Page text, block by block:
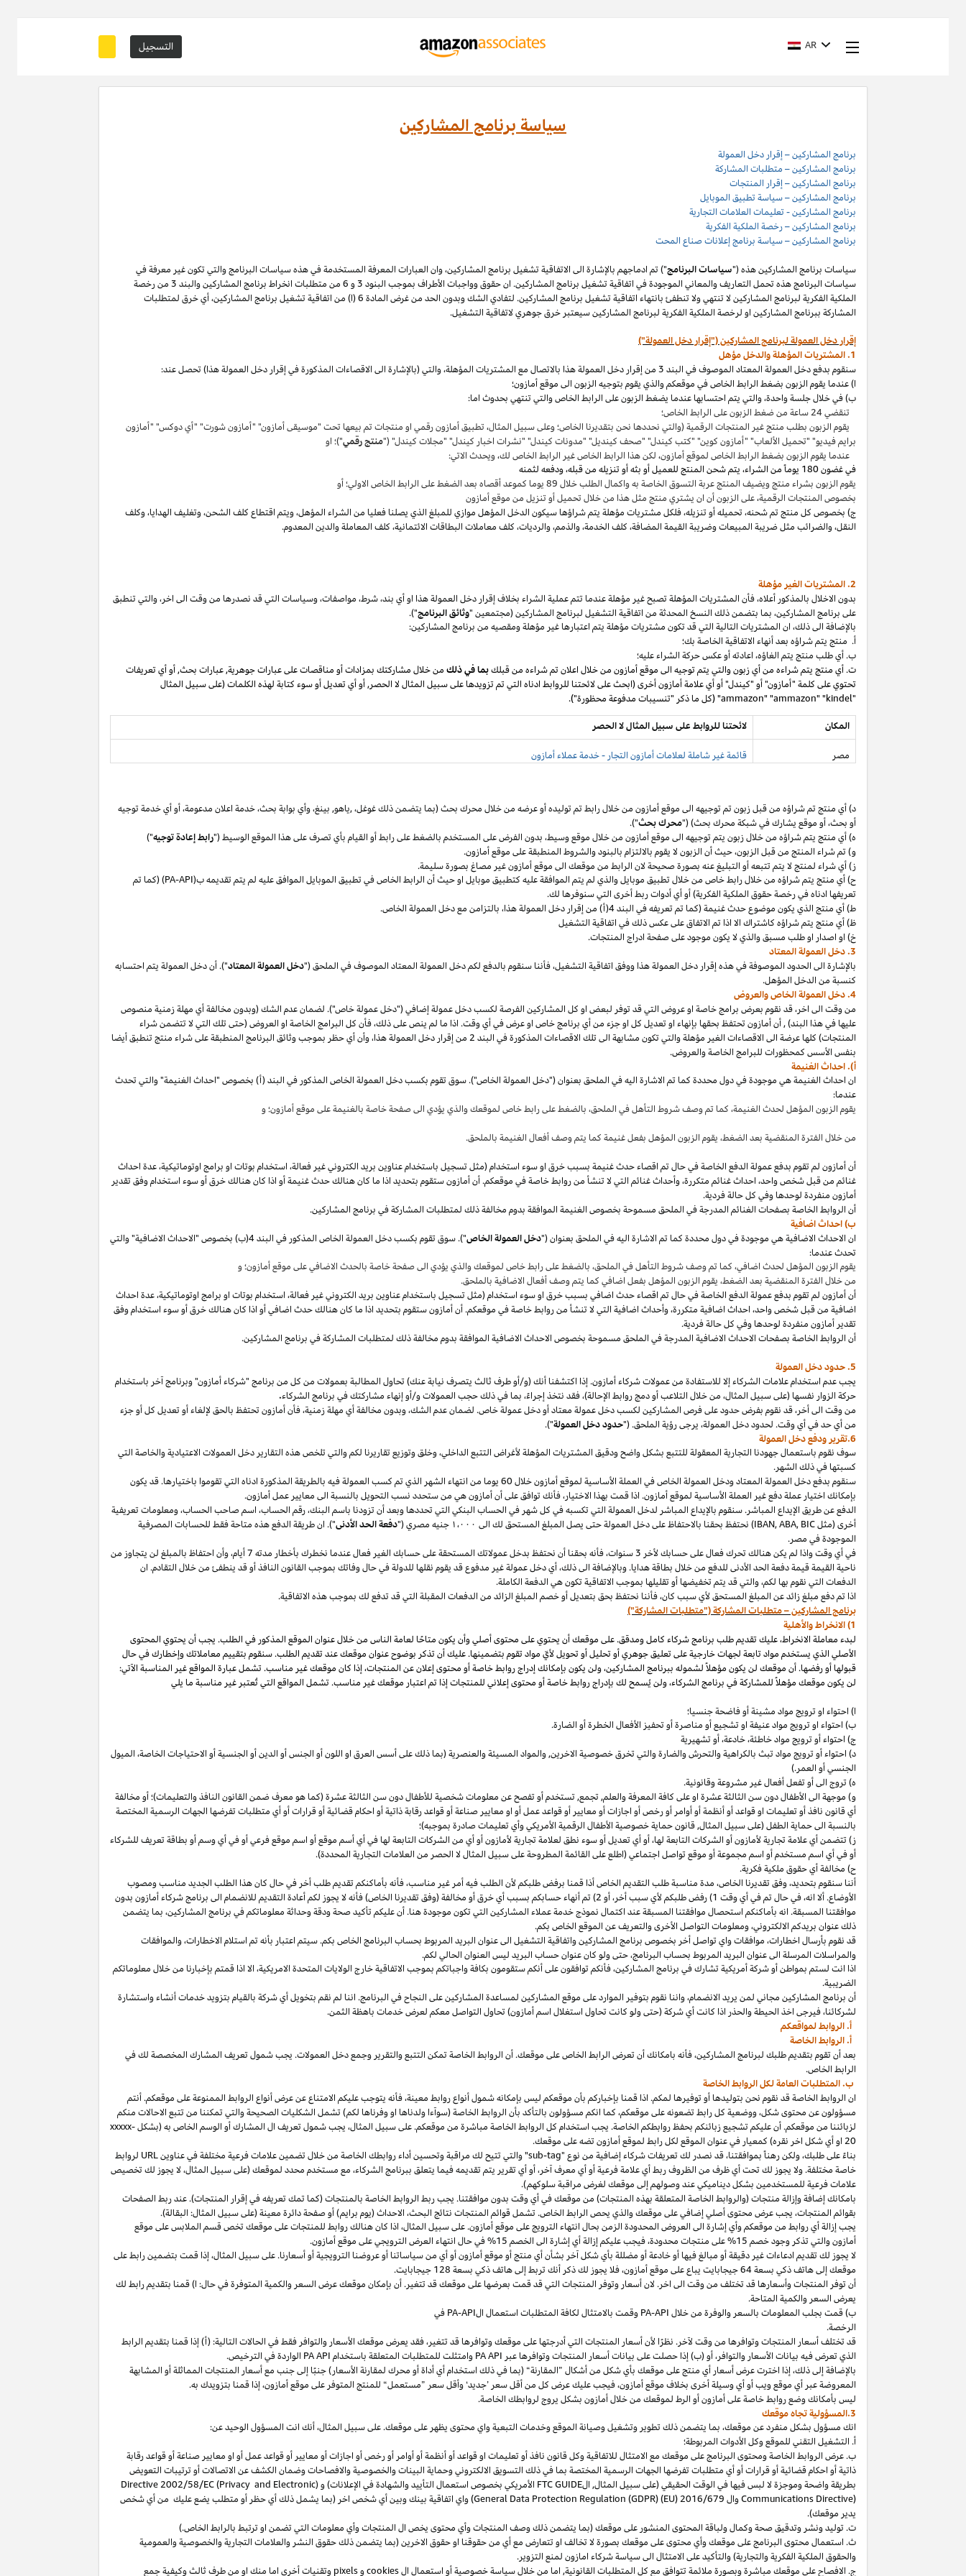
التسجيل AR
سياسة برنامج المشاركين
برنامج المشاركين – إقرار دخل العمولة
برنامج المشاركين – متطلبات المشاركة
برنامج المشاركين – إقرار المنتجات
برنامج المشاركين – سياسة تطبيق الموبايل
برنامج المشاركين - تعليمات العلامات التجارية
برنامج المشاركين – رخصة الملكية الفكرية
برنامج المشاركين – سياسة برنامج إعلانات صناع المحت
سياسات برنامج المشاركين هذه ("سياسات البرنامج") تم ادماجهم بالإشارة الى الاتفاقية تشغيل برنامج المشاركين، وان العبارات المعرفة المستخدمة في هذه سياسات البرنامج والتي تكون غير معرفة في
سياسات البرنامج هذه تحمل التعاريف والمعاني الموجودة في اتفاقية تشغيل برنامج المشاركين. ان حقوق وواجبات الأطراف بموجب البنود 3
و 6
من متطلبات انخراط برنامج المشاركين والبند 3 من رخصة
الملكية الفكرية لبرنامج المشاركين لا تنتهي ولا تنطفئ بانتهاء اتفاقية تشغيل برنامج المشاركين. لتفادي الشك وبدون الحد من غرض المادة 6 (ا) من اتفاقية تشغيل برنامج المشاركين، أي خرق لمتطلبات
المشاركة ببرنامج المشاركين او لرخصة الملكية الفكرية لبرنامج المشاركين سيعتبر خرق جوهري لاتفاقية التشغيل.
إقرار دخل العمولة لبرنامج المشاركين ("إقرار دخل العمولة")
1. المشتريات المؤهلة والدخل مؤهل
سنقوم بدفع دخل العمولة المعتاد الموصوف في البند 3 من إقرار دخل العمولة هذا بالاتصال مع المشتريات المؤهلة
،والتي (بالإشارة الى الاقصاءات المذكورة في إقرار دخل العمولة هذا) تحصل عند:
ا) عندما يقوم الزبون بضغط الرابط الخاص في موقعكم والذي يقوم بتوجيه الزبون الى موقع أمازون؛
ب) في خلال جلسة واحدة،والتي يتم احتسابها عندما يضغط الزبون على الرابط الخاص والتي تنتهي بحدوث اما:
تنقضي 24 ساعة من ضغط الزبون على الرابط الخاص؛
يقوم الزبون بطلب منتج غير المنتجات الرقمية (والتي نحددها نحن بتقديرنا الخاص؛وعلى سبيل المثال، تطبيق أمازون رقمي او منتجات تم بيعها تحت "موسيقى أمازون" "أمازون شورت" "أي دوكس" "أمازون
برايم فيديو" "تحميل الألعاب" "أمازون كوين" "كتب كيندل" "صحف كينديل" "مدونات كيندل" "نشرات اخبار كيندل" "مجلات كيندل" ("منتج رقمي")؛ او
عندما يقوم الزبون بضغط الرابط الخاص لموقع أمازون، لكن هذا الرابط الخاص غير الرابط الخاص لك،ويحدث الاتي:
في غضون180 يوماً من الشراء، يتم شحن المنتج للعميل أو بثه أو تنزيله من قبله، ودفعه لثمنه
يقوم الزبون بشراء منتج ويضيف المنتج عربة التسوق الخاصة به واكمال الطلب خلال 89 يوما كموعد أقصاه بعد الضغط على الرابط الخاص الاولي؛ أو
بخصوص المنتجات الرقمية،على الزبون أن ان يشتري منتج مثل هذا من خلال تحميل أو تنزيل من موقع أمازون
ج) بخصوص كل منتج تم شحنه، تحميله أو تنزيله،فلكل مشتريات مؤهلة يتمشراؤهاسيكون الدخل المؤهل موازي للمبلغ الذي يصلنا فعليا من الشراء المؤهل،ويتم اقتطاع كلف الشحن،وتغليف الهدايا،وكلف
النقل،والضرائب مثل ضريبة المبيعات وضريبة القيمة المضافة، كلف الخدمة،والذمم،والرديات، كلف معاملات البطاقات الائتمانية، كلف المعاملة والدين المعدوم.
2. المشتريات
الغير مؤهلة
بدون الاخلال بالمذكور أعلاه،فأن المشتريات المؤهلة تصبح غير مؤهلة عندما تتم عملية الشراء بخلاف إقرار دخل العمولة هذا او أي بند،شرط، مواصفات،وسياسات التي قد نصدرها من وقت الى اخر،والتي تنطبق
على برنامج المشاركين، بما بتضمن ذلك النسخ المحدثة من اتفاقية التشغيل لبرنامج المشاركين (مجتمعين "وثائق البرنامج").
بالإضافة الى ذلك، ان المشتريات التالية التي قد تكون مشتريات مؤهلة يتم اعتبارها غير مؤهلة ومقصيه من برنامج المشاركين:
أ. منتج يتمشراؤه بعد أنهاء الاتفاقية الخاصة بك؛
ب. أي طلب منتج يتم الغاؤه، اعادته أو عكس حركة الشراء عليه؛
ت. أي منتج يتم شراءه من أي زبون والتي يتم توجيه الى موقع أمازون من خلال اعلان تم شراءه من قبلكبما في ذلك من خلال مشاركتك بمزادات أو مناقصات على عبارات جوهرية, عبارات بحث, أو أي تعريفات
تحتوي على كلمة "أمازون" أو "كيندل" أو أي علامة أمازون أخرى (ابحث على لائحتنا للروابط ادناه التي تم تزويدها على سبيل المثال لا الحصر, أو أي تعديل أو سوء كتابة لهذه الكلمات (على سبيل المثال
"ammazon" "ammazon" "kindel" (كل ما ذكر "تنسيبات مدفوعة محظورة").
المكان
لائحتنا للروابط على سبيل المثال لا الحصر
مصر قائمة غير شاملة لعلامات أمازون التجار - خدمة عملاء أمازون
د) أي منتج تمشراؤه من قبل زبون تم توجيهه الى موقع أمازون من خلال رابط تم توليده أو عرضه من خلال محرك بحث (بما يتضمن ذلكغوغل،,ياهو, بينغ،وأي بوابة بحث،خدمة اعلان مدعومة،أوأي خدمة توجيه
أو بحث،أو موقع يشارك في شبكة محرك بحث) ("محرك بحث").
ه) أي منتج يتمشراؤه من خلال زبون يتم توجيهه الى موقع أمازون من خلال موقعوسيط، بدون الفرض على المستخدم بالضغط على رابط أو القيام بأي تصرف على هذا الموقع الوسيط ("رابط إعادة توجيه")
و) تم شراء المنتج من قبل الزبون،حيثأن الزبون لا يقوم بالالتزام بالبنودوالشروط المنطبقةعلى موقع أمازون.
ز) أي شراء لمنتج لا يتم تتبعه أو التبليغ عنه بصورة صحيحة لان الرابط من موقعك الى موقع أمازون غير مصاغ بصورة سليمة.
ح) أي منتج يتمشراؤه من خلال رابط خاص من خلال تطبيق موبايلوالذي لم يتم الموافقة عليه كتطبيق موبايل او حيثأن الرابط الخاص في تطبيق الموبايل الموافقعليه لم يتم تقديمه ب(PA-API) (كما تم
تعريفها ادناه في رخصة حقوق الملكية الفكرية) أو أي أدوات ربط أخرى التي سنوفرها لك.
ط) أي منتج الذي يكون موضوع حدث غنيمة (كما تم تعريفه في البند 4(أ) من إقرار دخل العمولة
هذا، بالتزامن مع دخل العمولة الخاص.
ظ) أي منتج يتمشراؤه كاشتراك الا اذا تم الاتفاق على عكس ذلك في اتفاقية التشغيل
خ) او اصدار او طلب مسبق والذي لا يكون موجود على صفحة ادراج المنتجات.
3. دخل العمولة المعتاد
بالإشارة الى الحدود الموصوفة في هذه إقرار دخل العمولة هذا ووفق اتفاقية التشغيل،فأننا سنقوم بالدفع لكم دخل العمولة المعتاد الموصوف في الملحق ("دخل العمولة المعتاد"). أن دخل العمولة يتم احتسابه
كنسبة من الدخل المؤهل.
4. دخل العمولة الخاص والعروض
من وقت الى اخر،قد نقوم بعرض برامج خاصة او عروض التي قد توفر لبعض او كل المشاركين الفرصة لكسب دخل عمولة إضافي ("دخل عمولة خاص"). لضمان عدم الشك (وبدون مخالفة أي مهلة زمنية منصوص
عليها في هذا البند)
,أن أمازون تحتفظ بحقها بإنهاء او تعديل كل او جزء من أي برنامج خاص او عرض في أي وقت. اذا ما لم ينص علىذلك،فأن كل البرامج الخاصة او العروض (حتى تلك التي لا تتضمن شراء
المنتجات) كلها عرضة الى الاقصاءات الغير مؤهلةوالتي تكون مشابهة الى تلك الاقصاءات المذكورة في البند 2 من إقرار دخل العمولةهذا،وأن أي حظر بموجب وثائق البرنامج المنطبقة على شراء منتج تنطبق أيضا
بنفس الأسس كمحظورات للبرامج الخاصة والعروض.
أ). احداث الغنيمة
ان احداث الغنيمة هي موجودة في دول محددة كما تم الاشارة اليه في الملحق بعنوان ("دخل العمولة الخاص"). سوق تقوم بكسب دخل العمولة الخاص المذكور في البند (أ) بخصوص "احداث الغنيمة" والتي تحدث
عندما:
يقوم الزبون المؤهل لحدث الغنيمة، كما تم وصف شروط التأهل في الملحق، بالضغط على رابط خاص لموقعك والذي يؤدي الى صفحة خاصة بالغنيمة على موقع أمازون؛ و
من خلال الفترة المنقضية بعد الضغط، يقوم الزبون المؤهل بفعل غنيمة كما يتم وصف أفعال الغنيمة بالملحق.
أن أمازون لم تقوم بدفع عمولة الدفع الخاصة في حال تم اقصاء حدث غنيمة بسبب خرق او سوء استخدام (مثل تسجيل باستخدام عناوين بريد الكتروني غير فعالة، استخدام بوتات او برامج اوتوماتيكية،عدة احداث
غنائم من قبل شخصواحد، احداث غنائم متكررة،وأحداث غنائم التي لا تنشأ من روابط خاصة في موقعكم. أن أمازون ستقوم بتحديد اذا ما كان هنالك حدث غنيمة أو اذا كان هنالك خرق أو سوء استخدام وفق تقدير
أمازون منفردة لوحدها وفي كل حالة فردية.
أن الروابط الخاصة بصفحات الغنائم المدرجة في الملحق مسموحة بخصوص الغنيمة الموافقة بدوم مخالفة ذلك لمتطلبات المشاركة في برنامج المشاركين.
ب) احداث اضافية
ان الاحداث الاضافية هي موجودة في دول محددة كما تم الاشارة اليه في الملحق بعنوان ("دخل العمولة الخاص
"). سوق تقوم بكسب دخل العمولة الخاص المذكور في البند 4(ب) بخصوص "الاحداث الاضافية" والتي
تحدث عندما:
يقوم الزبون المؤهل لحدث اضافي، كما تم وصف شروط التأهل في الملحق، بالضغط على رابط خاص لموقعك والذي يؤدي الى صفحة خاصة بالحدث الاضافي على موقع أمازون؛ و
من خلال الفترة المنقضية بعد الضغط، يقوم الزبون المؤهل بفعل اضافي كما يتم وصف أفعال الاضافية بالملحق.
أن أمازون لم تقوم بدفع عمولة الدفع الخاصة في حال تم اقصاء حدث اضافي بسبب خرق او سوء استخدام (مثل تسجيل باستخدام عناوين بريد الكتروني غيرفعالة، استخدام بوتات او برامج اوتوماتيكية،عدة احداث
اضافية من قبل شخصواحد، احداث اضافية متكررة،وأحداث اضافية التي لا تنشأ من روابط خاصة في موقعكم. أن أمازون ستقوم بتحديد اذا ما كان هنالك حدث اضافي أو اذا كان هنالك خرق أو سوء استخدام وفق
تقدير أمازون منفردة لوحدها وفي كل حالة فردية.
أن الروابط الخاصة بصفحات الاحداث الاضافية المدرجة في الملحق مسموحة بخصوص الاحداث الاضافية الموافقة بدوم مخالفة ذلك لمتطلبات المشاركة في برنامج المشاركين.
5. حدود دخل العمولة
يجب عدم استخدام علامات الشركاء إلا للاستفادة من عمولات شركاء أمازون. إذا اكتشفنا أنك (و/أو طرف ثالث يتصرف نيابة عنك) تحاول المطالبة بعمولات من كل من برنامج "شركاء أمازون" وبرنامج آخر باستخدام
حركة الزوار نفسها (على سبيل المثال، من خلال التلاعب أو دمج روابط الإحالة)، فقد نتخذ إجراءً، بما في ذلك حجب العمولات و/أو إنهاء مشاركتك في برنامج الشركاء.
من وقت الىأخر،قد نقوم بفرض حدود على فرص المشاركين لكسب دخل عمولة معتاد أو دخل عمولة خاص. لضمان عدم الشك،وبدون مخالفة أي مهلةزمنية،فأن أمازون تحتفظ بالحق لإلغاء أو تعديل كل أو جزء
من أي حد في أي وقت. لحدود دخل العمولة، يرجى رؤية الملحق. ("حدود دخل العمولة").
6.تقرير ودفع دخل العمولة
سوف نقوم باستعمال جهودنا التجارية المعقولة للتتبع بشكل واضح ودقيق المشتريات المؤهلة لأغراض التتبع الداخلي،وخلق وتوزيع تقاريرنا لكم والتي تلخص هذه التقارير دخل العمولات الاعتيادية والخاصة التي
كسبتها في ذلك الشهر.
سنقوم بدفع دخل العمولة المعتاد ودخل العمولة الخاص في العملة الأساسية لموقع أمازون خلال 60 يوما من انتهاء الشهر الذي تم كسب العمولة فيه بالطريقة المذكورة ادناه التي تقوموا باختيارها. قد يكون
بإمكانك اختيار عملة دفع غير العملة الأساسية لموقع أمازون. اذا قمت بهذا الاختيار،فأنك توافق على أن أمازون هي من ستحدد نسب التحويل بالنسبة الى معايير عمل أمازون.
الدفع عن طريق الإيداع المباشر. سنقوم بالإيداع المباشر لدخل العمولة التي تكسبه في كل شهر في الحساب البنكي التي تحددها وبعد أن تزودنا باسم البنك،رقم الحساب، اسم صاحب الحساب،ومعلومات تعريفية
أخرى (مثل
IBAN,ABA, BIC ) نحتفظ بحقنا بالاحتفاظ على دخل العمولة حتى يصل المبلغ المستحق لك الى ١٬٠٠٠ جنيه مصري("دفعة الحد الأدنى")
. انطريقة الدفعهذه متاحةفقط للحسابات المصرفية
الموجودةفي مصر.
في أي وقتواذا لم يكن هنالك تحرك فعال على حسابك لأخر 3 سنوات،فأنه بحقنا أن نحتفظ بدخل عمولاتك المستحقة على حسابك الغير فعالعندما نخطرك بأخطار مدته 7 أيام،وأن احتفاظ بالمبلغ لن يتجاوز من
ناحية القيمة قيمة دفعة الحد الأدنى للدفع من خلال بطاقة هدايا. وبالإضافة الىذلك،أي دخل عمولة غير مدفوع قد يقوم نقلها للدولة في حال وفاتك بموجب القانون النافذ أو قد ينطفئ من خلال التقادم. ان
الدفعات التي نقوم بها لكم،والتي قد يتم تخفيضها أو تقليلها بموجب الاتفاقية تكون هي الدفعة الكاملة.
اذا تم دفع مبلغ زائد عن المبلغ المستحق لأي سبب كان،فأننا نحتفظ بحق بتعديل أو خصم المبلغ الزائد من الدفعات المقبلة التي قد تدفع لك بموجب هذه الاتفاقية.
برنامج المشاركين – متطلبات المشاركة ("متطلبات المشاركة")
1) الانخراط والأهلية
لبدء معاملة الانخراط، عليك تقديم طلب برنامج شركاء كامل ومدقق. على موقعك أن يحتوي على محتوى أصلي وأن يكون متاحًا لعامة الناس من خلال عنوان الموقع المذكور في الطلب. يجب أن يحتوي المحتوى
الأصلي الذي يستخدم مواد تابعة لجهات خارجية على تعليق جوهري أو تحليل أو تحويل لأيّ مواد تقوم بتضمينها. عليك أن تذكر بوضوح عنوان موقعك عند تقديم الطلب. سنقوم بتقييم معاملاتك وإخطارك في حال
قبولها أو رفضها. أن موقعك لن يكون مؤهلاً لشموله ببرنامج المشاركين، ولن يكون بإمكانك إدراج روابط خاصة أو محتوى إعلان عن المنتجات، إذا كان موقعك غير مناسب. تشمل عبارة المواقع غير المناسبة الآتي:
لن يكون موقعك مؤهلاً للمشاركة في برنامج الشركاء، ولن يُسمح لك بإدراج روابط خاصة أو محتوى إعلاني للمنتجات إذا تم اعتبار موقعك غير مناسب. تشمل المواقع التي تُعتبر غير مناسبة ما يلي
ا) احتواء او ترويج مواد مشينة أو فاضحة جنسيا؛
ب) احتواء او ترويج موادعنيفة او تشجيع أو مناصرة أو تحفيز الأفعال الخطرة أو الضارة.
ج) احتواء أو ترويج موادخاطئة،خادعة،أو تشهيرية
د) احتواء أو ترويج مواد تبث بالكراهية والتحرش والضارة والتي تخرق خصوصية الاخرين,والمواد المسيئة والعنصرية (بما ذلك على أسس العرق او اللون أو الجنس أو الدين أو الجنسية أو الاحتياجات الخاصة، الميول
الجنسي أو العمر.)
ه) تروج الى أو تفعل أفعال غير مشروعة وقانونية.
و) موجهة الى الأطفال دون سن الثالثة عشرة او على كافة المعرفة والعلم, تجمع, تستخدم أو تفصح عن معلومات شخصية للأطفال دون سن الثالثة عشرة (كما هو معرف ضمن القانون النافذ والتعليمات)؛ أو مخالفة
أي قانون نافذ أو تعليمات او قواعد أو أنظمة أو أوامر أو رخص أو اجازات أو معايير أو قواعد عمل أو او معايير صناعة أو قواعد رقابة ذاتية أو احكام قضائية أو قرارات أو أي متطلبات تفرضها الجهات الرسمية المختصة
بالنسبة الى حماية الطفل (على سبيل المثال, قانون حماية خصوصية الأطفال الرقمية الأمريكي وأي تعليمات صادرة بموجبه)؛
ز) تتضمن أي علامة تجارية لأمازون أو الشركات التابعة لها،أو أي تعديل أو سوء نطق لعلامة تجارية لأمازون أو أي من الشركات التابعة لها في أي أسم موقع أو اسم موقع فرعي أو في أي وسم أو بطاقة تعريف للشركاء
أو في أي اسم مستخدم أو اسم مجموعة أو موقع تواصل اجتماعي (اطلع على القائمة المطروحة على سبيل المثال لا الحصر من العلامات التجارية المحددة).
ح) مخالفة أي حقوق ملكية فكرية.
أننا سنقوم بتحديد،وفق تقديرنا الخاص، مدة مناسبة طلب التقديم الخاص أذا قمنا برفض طلبكم لأن الطلب فيه أمر غير مناسب،فأنه بأماكنكم تقديم طلب أخر في حال كان هذا الطلب الجديد مناسب ومصوب
الأوضاع. ألا انه،في حال تم في أي وقت 1) رفض طلبكم لأي سبب أخر،أو 2) تم أنهاء حسابكم بسبب أي خرق أو مخالفة (وفق تقديرنا الخاص)فأنه لا يجوز لكم أعادة التقديم للانضمام الى برنامج شركاء أمازون بدون
موافقتنا المسبقة. انه بأماكنكم استحصال موافقتنا المسبقة عند اكتمال نموذج خدمة عملاء المشاركين التي تكون موجودة هنا. أن عليكم تأكيد صحة ودقة وحداثة معلوماتكم في برنامج المشاركين، بما يتضمن
ذلك عنوان بريدكم الالكتروني،ومعلومات التواصل الأخرى والتعريف عن الموقع الخاص بكم.
قد نقوم بأرسال اخطارات، موافقات واي تواصل أخر بخصوص برنامج المشاركين واتفاقية التشغيل الى عنوان البريد المربوط بحساب البرنامج الخاص بكم. سيتم اعتبار بأنه تم استلام الاخطارات،والموافقات
والمراسلات المرسلة الى عنوان البريد المربوط بحساب البرنامج،حتى ولو كان عنوان حساب البريد ليس العنوان الحالي لكم.
اذا انت لستم بمواطن أو شركة أمريكية تشارك في برنامج المشاركين،فأنكم توافقون على أنكم ستقومون بكافة واجباتكم بموجب الاتفاقيةخارج الولايات المتحدة الامريكية، الا اذا قمتم بإخبارنا من خلال معلوماتكم
الضريبية.
أن برنامج المشاركين مجاني لمن يريد الانضمام،واننا نقوم بتوفير الموارد على موقع المشاركين لمساعدة المشاركين على النجاح في البرنامج. اننا لم نقم بتخويل أي شركة بالقيام بتزويد خدمات أنشاء واستشارة
لشركائنا،فيرجى اخذ الحيطة والحذر اذا كانت أي شركة (حتى ولو كانت تحاول استغلال اسم أمازون) تحاول التواصل معكم لعرض خدمات باهظة الثمن.
أ. الروابط لمواقعكم
أ. الروابط الخاصة
بعد أن تقوم بتقديم طلبك لبرنامج المشاركين،فأنه بامكانكأن تعرض الرابط الخاص على موقعك. أن الروابط الخاصة تمكن التتبع والتقرير وجمع دخل العمولات. يجب شمول تعريف المشارك المخصصة لك في
الرابط الخاص.
ب. المتطلبات العامة لكل الروابط الخاصة
ان الروابط الخاصة قد نقوم نحن بتوليدها أو توفيرها لمكم. اذا قمنا بإخباركم بأن موقعكم ليس بإمكانه شمول أنواع روابط معينة،فأنه يتوجب عليكم الامتناع عن عرض أنواع الروابط الممنوعة على موقعكم. أنتم
مسؤولون عن محتوىشكل،ووضعية كل رابط تضعونه على موقعكم، كما انكم مسؤولون بالتأكد بأن الروابط الخاصة (سوآءا ولدناها او وفرناها لكم) تشمل الشكليات الصحيحة والتي تمكننا من تتبع الاحالات منكم
لزبائننا من موقعكم. أن عليكم تشجيع زبائنكم بحفظ روابطكم الخاصة. يجب استخدام كل الروابط الخاصة مباشرة من موقعكم. على سبيل المثال، يجب شمول تعريف ال المشارك أو الوسم الخاص به (بشكلxxxxx-
20 او أي شكل اخر نقره) كمعيار في عنوان الموقع لكل رابط لموقع أمازون تضه على موقعك.
بناءً على طلبك، ولكن رهناً بموافقتنا، قد نصدر لك تعريفات شركاء إضافية من نوع "sub-tag" والتي تتيح لك مراقبة وتحسين أداء روابطك الخاصة من خلال تضمين علامات فرعية مختلفة في عناوينURL لروابط
خاصة مختلفة. ولا يجوز لك تحت أي ظرف من الظروف ربط أي علامة فرعية أو أي معرف آخر، أو أي تقرير يتم تقديمه فيما يتعلق ببرنامج الشركاء، مع مستخدم محدد لموقعك (على سبيل المثال، لا يجوز لك تخصيص
علامات فرعية للمستخدمين بشكل ديناميكي عند وصولهم إلى موقعك لغرض مراقبة سلوكهم).
بامكانك إضافة وإزالة منتجات (والروابط الخاصة المتعلقة بهذه المنتجات) من موقعك في أي وقت بدون موافقتنا. يجب ربط الروابط الخاصة بالمنتجات (كما تمك تعريفه في إقرار المنتجات). عند ربط الصفحات
بقوائم المنتجات، يجب عرض محتوىأصلي إضافي على موقعك والذي يحص الرابط الخاص. تشمل قوائم المنتجات نتائج البحث، الاحداث (يوم برايم) أو صفحة دائرة معينة (على سبيل المثال: البقالة).
يجب إزالة أي روابط من موقعكم وأي إشارة الى العروض المحدودة الزمن بحال انتهاء الترويج على موقع أمازون. على سبيل المثال، اذا كان هنالك روابط للمنتجات على موقعك تخص قسم الملابس على موقع
أمازون والتي تذكر وجود خصم 15% على منتجات محدودة،فيجب عليكم إزالة أي إشارة الى الخصم 15% في حال انتهاء العرض الترويجي على موقع أمازون.
لا يجوز لك تقديم ادعاءاتغيردقيقةأو مبالغفيهاأوخادعةأو مضللة بأيشكلآخر بشأنأي منتجأو موقعأمازونأوأي منسياساتناأوعروضنا الترويجيةأوأسعارنا.علىسبيل المثال،إذا قمت بتضمينرابطعلى
موقعكإلىهاتفذكي بسعة جيجابايت يباععلى موقعأمازون،فلا يجوز لكذكرأنك تربطإلىهاتفذكي بسعة جيجابايت.
أن توفر المنتجات وأسعارها قد تختلف من وقت الى اخر. لان أسعار وتوفر المنتجات التي قد قمت بعرضها على موقعك قد تتغير. أن بإمكان موقعك عرض السعر والكمية المتوفرة في حال: ا) قمنا بتقديم رابط لك
يعرض السعر والكمية المتاحة.
ب) قمت بجلب المعلومات بالسعر والوفرة من خلال PA-API وقمت بالامتثال لكافة المتطلبات استعمال ال PA-API
في
الرخصة.
قد تختلف أسعار المنتجات وتوافرها من وقت لآخر. نظرًا لأن أسعار المنتجات التي أدرجتها على موقعك وتوافرها قد تتغير، فقد يعرض موقعك الأسعار والتوافر فقط في الحالات التالية: (أ) إذا قمنا بتقديم الرابط
الذي تعرض فيه بيانات الأسعار والتوافر، أو (ب) إذا حصلت على بيانات أسعار المنتجات وتوافرها عبر
وامتثلت للمتطلبات المتعلقة باستخدام الواردة في الترخيص.
بالإضافة إلىذلك، إذا اخترتعرضأسعار أي منتجعلى موقعك بأيشكل منأشكال ”المقارنة“
(بمافيذلك استخدامأيأداةأو محرك لمقارنة الأسعار)جنبًا إلىجنب معأسعار المنتجات المماثلةأو المشابهة
المعروضةعبر أي موقعويبأوأيوسيلةأخرى بخلاف موقعأمازون،فيجبعليكعرض كل منأقلسعر ’جديد‘ وأقلسعر ”مستعمل“ للمنتج المتوفر على موقعأمازون، إذا قمنا بتزويدك به.
ليس بأمكانكوضع روابط خاصة على أمازون أو الرط لموقعك من خلال أمازون بشكل يروج لروابطك الخاصة.
3.المسؤولية تجاه موقعك
انك مسؤول بشكل منفرد عن موقعك، بما يتضمن ذلك تطويروتشغيلوصيانة الموقع وخدمات التبعية واي محتوى يظهر على موقعك. على سبيل المثال،أنك انت المسؤول الوحيد عن:
أ. التشغيل التقني للموقع وكل الأدوات المربوطة؛
ب. عرض الروابط الخاصة ومحتوى البرنامج على موقعك مع الامتثال للاتفاقية وكل قانون نافذ أو تعليمات او قواعد أو أنظمة أو أوامر أو رخص أو اجازات أو معايير أو قواعد عمل أو او معايير صناعة أو قواعد رقابة
ذاتية أو احكام قضائية أو قرارات أو أي متطلبات تفرضها الجهات الرسمية المختصة بما في ذلك التسويق الالكتروني وحماية البينات والخصوصيةوالافصاحاتوضمان الكشف عن الاتصالات أو ترتيبات التعويض
بطريقة واضحة وموجزة لا لبس فيها في الوقت الحقيقي(على سبيل المثال, الFTC GUIDE الأمريكي بخصوص استعمال التأييد والشهادة في الإعلانات) و (Directive 2002/58/EC (Privacy and Electronic
Communications Directive) وال General Data Protection Regulation (GDPR) (EU) 2016/679) واي اتفاقية بينك وبين أي شخص اخر (بما يشمل ذلك أي حظر أو متطلب يضع عليك من أي شخص
يدير موقعك).
ت. توليد ونشر وتدقيق صحة وكمال ولباقة المحتوى المنشور على موقعك (بما يتضمن ذلك وصف المنتجات وأي محتوى يخص ال المنتجات وأي معلومات التي تضمن او ترتبط بالرابط الخاص.)
ث. استعمال محتوى البرنامج على موقعك وأي محتوى على موقعك بصورة لا تخالف او تتعارض مع أي من حقوقنا او حقوق الاخرين (بما يتضمن ذلك حقوق النشر والعلامات التجارية والخصوصية والعمومية
والحقوق الملكية الفكرية والتجارية) والتأكيد على الامتثال الى سياسة شركاء امازون لمنع التزوير.
ج. الافصاح على موقعك مباشرة وبصورة ملائمة تتوافق مع كل المتطلبات القانونية, اما من خلال سياسة خصوصية أو استعمال الcookiesوpixels وتقنيات أخرى اما منك او من طرف ثالث وكيفية جمع